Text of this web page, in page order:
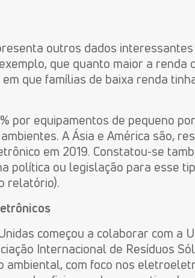
outros dados
que quanto maior a renda
que famílias de baixa renda
por equipamentos de pequeno
A Ásia e América são,
em 2019. Constatou-se
política ou legislação para esse
relatório).
começou a colaborar com a
Internacional de Resíduos
ambiental, com foco nos